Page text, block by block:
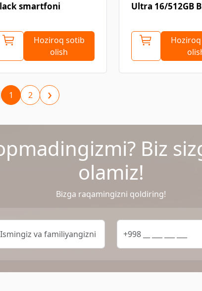
smartfoni
Hoziroq sotib
olish
Ultra 16/512GB
1 2 ›
Biz
olamiz!
Bizga raqamingizni qoldiring!